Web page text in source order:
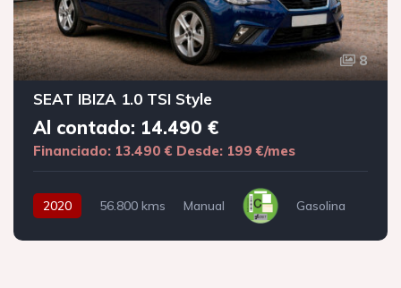
8
SEAT IBIZA 1.0 TSI Style
Al contado: 14.490 €
Financiado: 13.490 € Desde: 199 €/mes
2020 56.800 kms Manual Gasolina